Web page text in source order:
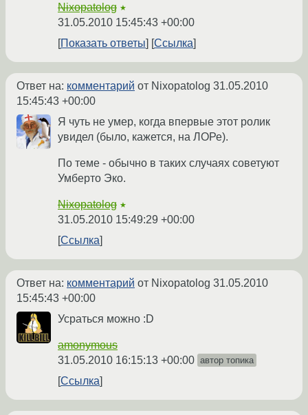
Nixopatolog ★
31.05.2010 15:45:43 +00:00
Показать ответы
Ссылка
Ответ на: комментарий от Nixopatolog 31.05.2010
15:45:43 +00:00
Я чуть не умер, когда впервые этот ролик
увидел (было, кажется, на ЛОРе).
По теме - обычно в таких случаях советуют
Умберто Эко.
Nixopatolog ★
31.05.2010 15:49:29 +00:00
Ссылка
Ответ на: комментарий от Nixopatolog 31.05.2010
15:45:43 +00:00
Усраться можно :D
amonymous
31.05.2010 16:15:13 +00:00 автор топика
Ссылка